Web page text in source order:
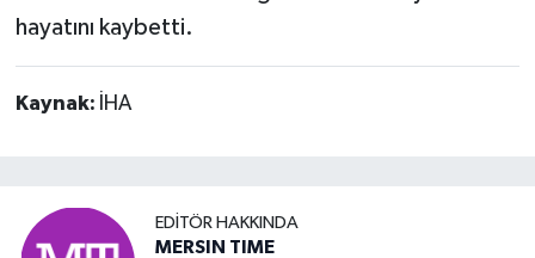
hayatını kaybetti.
Kaynak: İHA
EDITÖR HAKKINDA
MERSIN TIME